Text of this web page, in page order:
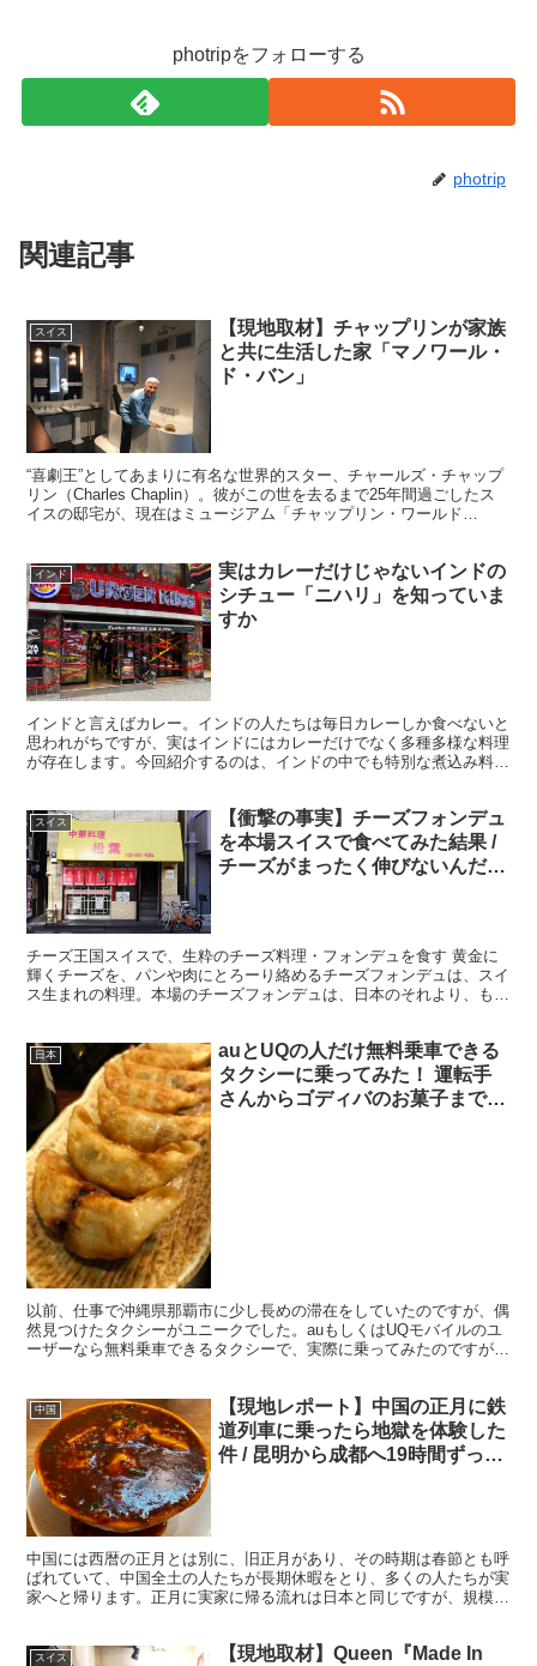
photripをフォローする
photrip
関連記事
スイス
【現地取材】チャップリンが家族
と共に生活した家「マノワール・
ド・バン」
“喜劇王”としてあまりに有名な世界的スター、チャールズ・チャップ
リン（Charles Chaplin）。彼がこの世を去るまで25年間過ごしたス
イスの邸宅が、現在はミュージアム「チャップリン・ワールド
インド
実はカレーだけじゃないインドの
シチュー「ニハリ」を知っていま
すか
インドと言えばカレー。インドの人たちは毎日カレーしか食べないと
思われがちですが、実はインドにはカレーだけでなく多種多様な料理
が存在します。今回紹介するのは、インドの中でも特別な煮込み料
スイス
【衝撃の事実】チーズフォンデュ
を本場スイスで食べてみた結果 /
チーズがまったく伸びないんだけ
チーズ王国スイスで、生粋のチーズ料理・フォンデュを食す 黄金に
輝くチーズを、パンや肉にとろーり絡めるチーズフォンデュは、スイ
ス生まれの料理。本場のチーズフォンデュは、日本のそれより、もっ
日本
auとUQの人だけ無料乗車できる
タクシーに乗ってみた！ 運転手
さんからゴディバのお菓子までも
以前、仕事で沖縄県那覇市に少し長めの滞在をしていたのですが、偶
然見つけたタクシーがユニークでした。auもしくはUQモバイルのユ
ーザーなら無料乗車できるタクシーで、実際に乗ってみたのですが、
中国
【現地レポート】中国の正月に鉄
道列車に乗ったら地獄を体験した
件 / 昆明から成都へ19時間ずっと
中国には西暦の正月とは別に、旧正月があり、その時期は春節とも呼
ばれていて、中国全土の人たちが長期休暇をとり、多くの人たちが実
家へと帰ります。正月に実家に帰る流れは日本と同じですが、規模が
スイス
【現地取材】Queen『Made In